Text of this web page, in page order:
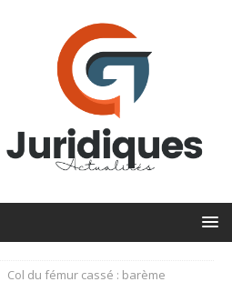
Col du fémur cassé : barème